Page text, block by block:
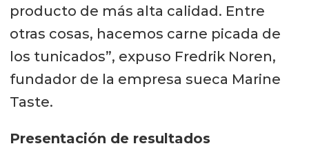
Seagarden y Pelagia/Epax.
Efectos positivos en la salud de la
piel durante los meses de verano
en Grecia. Los ingredientes han
sido desarrollados por Nofima,
Seagarden y Pelagia/Epax.
producto de más alta calidad. Entre
otras cosas, hacemos carne picada de
los tunicados”, expuso Fredrik Noren,
fundador de la empresa sueca Marine
Taste.
Presentación de resultados